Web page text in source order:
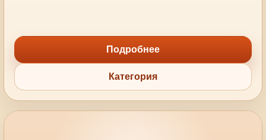
Подробнее
Категория